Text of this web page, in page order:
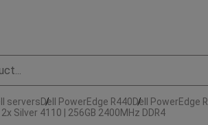
serversDell PowerEdge R440Dell PowerEdge
Silver 4110 | 256GB 2400MHz DDR4